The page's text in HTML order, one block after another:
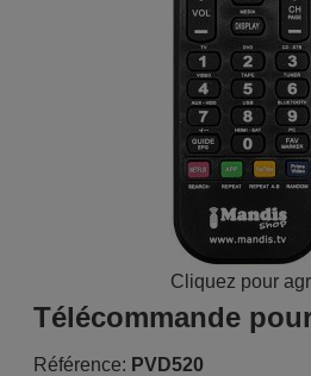
Cliquez pour
Télécommande
Référence: PVD520